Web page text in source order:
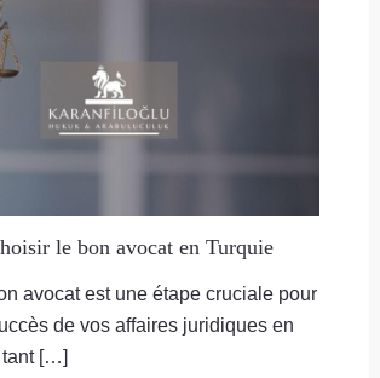
le bon avocat en Turquie
avocat est une étape cruciale pour
de vos affaires juridiques en
tant […]